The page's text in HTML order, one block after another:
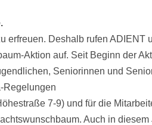
erfreuen. Deshalb rufen ADIENT
Aktion auf. Seit Beginn der
Seniorinnen und
Regelungen
7-9) und für die
Auch in diesem